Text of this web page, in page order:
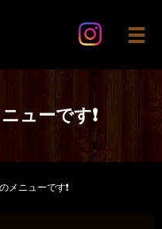
メ
ューです❗
メニューです❗